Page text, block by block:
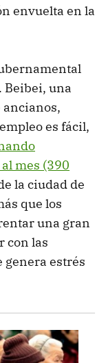
envuelta en la
Beibei, una
ancianos,
es fácil,
mes (390
la ciudad de
que los
una gran
con las
genera estrés